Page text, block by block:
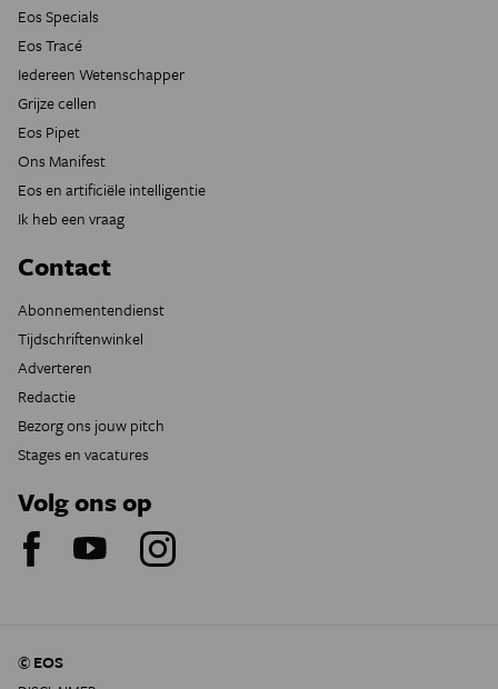
Eos Specials
Eos Tracé
Iedereen Wetenschapper
Grijze cellen
Eos Pipet
Ons Manifest
Eos en artificiële intelligentie
Ik heb een vraag
Contact
Abonnementendienst
Tijdschriftenwinkel
Adverteren
Redactie
Bezorg ons jouw pitch
Stages en vacatures
Volg ons op
© EOS